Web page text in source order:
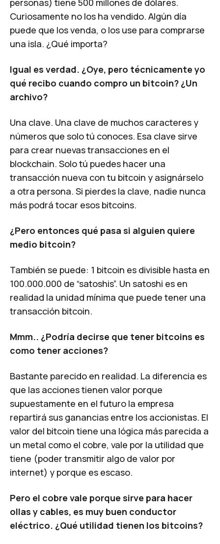
Curiosamente no los ha vendido. Algún día
puede que los venda, o los use para comprarse
una isla. ¿Qué importa?
Igual es verdad. ¿Oye, pero técnicamente yo
qué recibo cuando compro un bitcoin? ¿Un
archivo?
Una clave. Una clave de muchos caracteres y
números que solo tú conoces. Esa clave sirve
para crear nuevas transacciones en el
blockchain. Solo tú puedes hacer una
transacción nueva con tu bitcoin y asignárselo
a otra persona. Si pierdes la clave, nadie nunca
más podrá tocar esos bitcoins.
¿Pero entonces qué pasa si alguien quiere
medio bitcoin?
También se puede: 1 bitcoin es divisible hasta en
100.000.000 de “satoshis”. Un satoshi es en
realidad la unidad mínima que puede tener una
transacción bitcoin.
Mmm.. ¿Podría decirse que tener bitcoins es
como tener acciones?
Bastante parecido en realidad. La diferencia es
que las acciones tienen valor porque
supuestamente en el futuro la empresa
repartirá sus ganancias entre los accionistas. El
valor del bitcoin tiene una lógica más parecida a
un metal como el cobre, vale por la utilidad que
tiene (poder transmitir algo de valor por
internet) y porque es escaso.
Pero el cobre vale porque sirve para hacer
ollas y cables, es muy buen conductor
eléctrico. ¿Qué utilidad tienen los bitcoins?